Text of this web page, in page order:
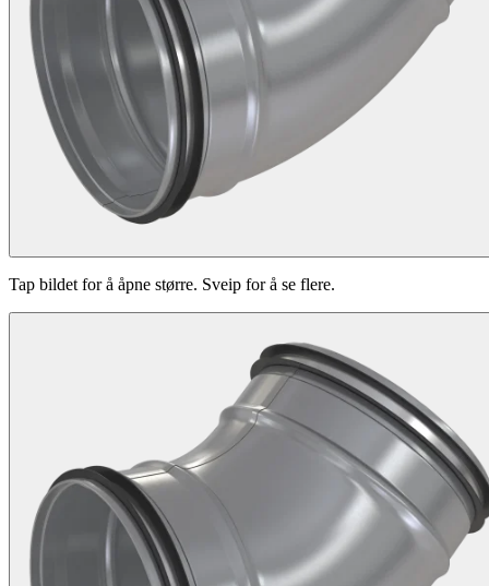
Tap bildet for å åpne større. Sveip for å se flere.